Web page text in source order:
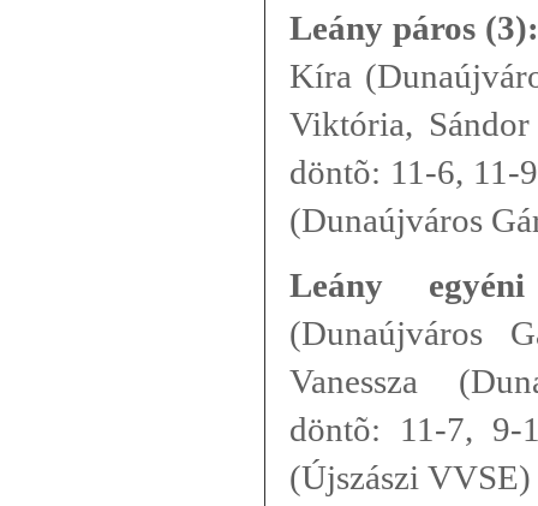
Leány páros (3):
Kíra
Viktória,
döntõ: 11-6, 11-
(Dunaújváros
Leány
(Dunaújváros
Vanessza
döntõ: 11-7,
(Újszászi